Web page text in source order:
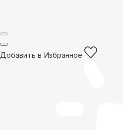
Добавить в Избранное